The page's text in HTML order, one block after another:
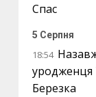
Спас
5 Серпня
18:54
Березка